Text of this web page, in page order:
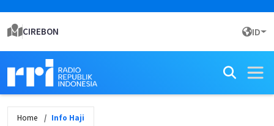
CIREBON ID
Home Info Haji